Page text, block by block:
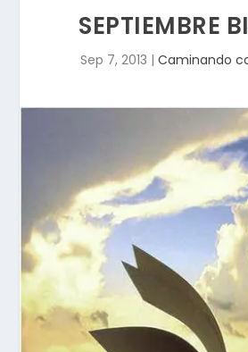
SEPTIEMBRE
Sep 7, 2013 | Caminando